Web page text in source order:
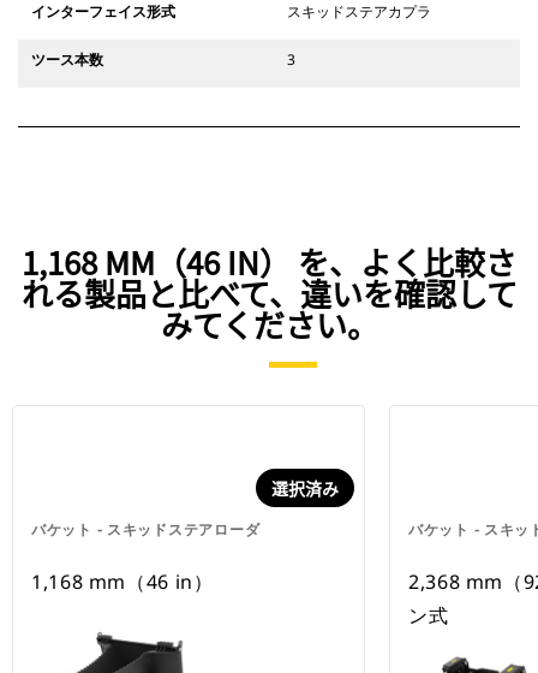
インターフェイス形式 スキッドステアカプラ
ツース本数 3
1,168 MM（46 IN） を、よく比較さ
れる製品と比べて、違いを確認して
みてください。
バケット - スキッドステアローダ
選択済み
1,168 mm（46 in）
バケット - スキッ
2,368 mm（
ン式